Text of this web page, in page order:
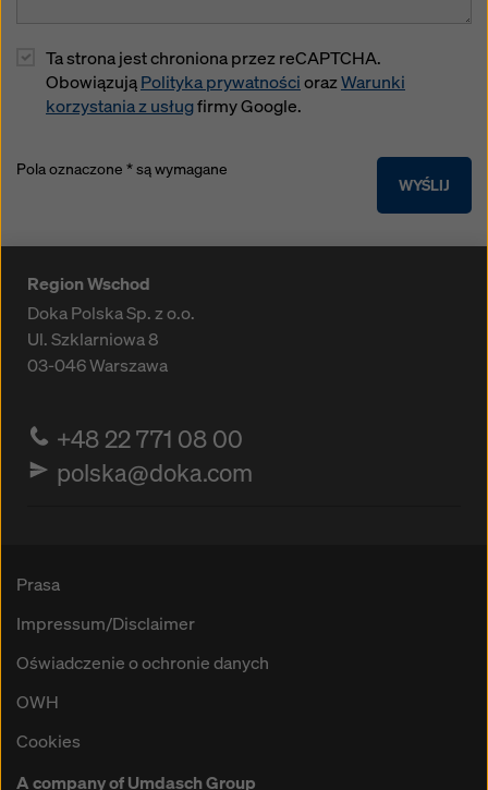
Ta strona jest chroniona przez reCAPTCHA.
ObowiązująPolityka prywatnościorazWarunki
korzystania z usługfirmy Google.
WYŚLIJ
Pola oznaczone * są wymagane
Region Wschod
Doka Polska Sp. z o.o.
Ul. Szklarniowa 8
03-046Warszawa
+48 22 771 08 00
polska@doka.com
Prasa
Impressum/Disclaimer
Oświadczenie o ochronie danych
OWH
Cookies
A company of Umdasch Group